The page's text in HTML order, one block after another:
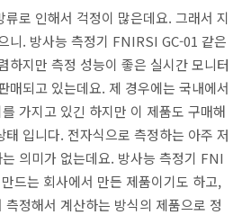
로 인해서 걱정이 많은데요. 그래서 지
니. 방사능 측정기 FNIRSI GC-01 같은
하지만 측정 성능이 좋은 실시간 모니터
매되고 있는데요. 제 경우에는 국내에서
가지고 있긴 하지만 이 제품도 구매해
입니다. 전자식으로 측정하는 아주 저
의미가 없는데요. 방사능 측정기 FNI
드는 회사에서 만든 제품이기도 하고,
정해서 계산하는 방식의 제품으로 정